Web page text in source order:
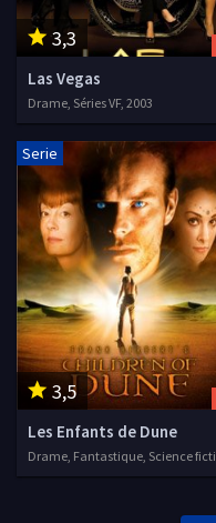
3,3
Las Vegas
Drame, Séries VF, 2003
3,5
Serie
Les Enfants de Dune